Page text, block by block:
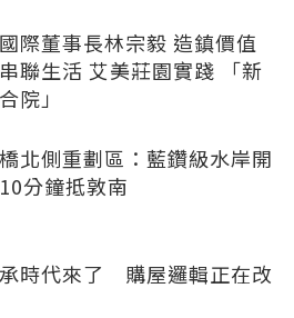
際董事長林宗毅 造鎮價值
聯生活 艾美莊園實踐 「新
院」
北側重劃區：藍鑽級水岸開
分鐘抵敦南
時代來了 購屋邏輯正在改